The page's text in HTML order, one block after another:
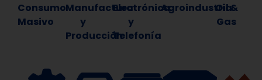
Consumo
Masivo
Manufactura
y
Producción
Electrónica
y
Telefonía
Agroindustria
Oil &
Gas